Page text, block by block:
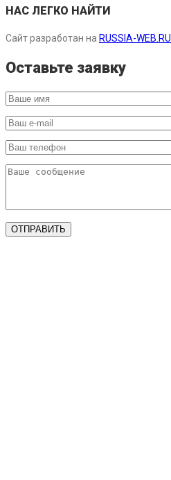
НАС ЛЕГКО НАЙТИ
Сайт разработан на RUSSIA-WEB.RU
Оставьте заявку